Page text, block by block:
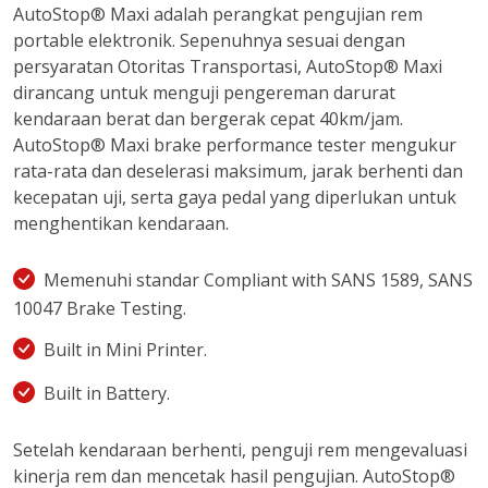
AutoStop® Maxi adalah perangkat pengujian rem
portable elektronik. Sepenuhnya sesuai dengan
persyaratan Otoritas Transportasi, AutoStop® Maxi
dirancang untuk menguji pengereman darurat
kendaraan berat dan bergerak cepat 40km/jam.
AutoStop® Maxi brake performance tester mengukur
rata-rata dan deselerasi maksimum, jarak berhenti dan
kecepatan uji, serta gaya pedal yang diperlukan untuk
menghentikan kendaraan.
Memenuhi standar Compliant with SANS 1589, SANS
10047 Brake Testing.
Built in Mini Printer.
Built in Battery.
Setelah kendaraan berhenti, penguji rem mengevaluasi
kinerja rem dan mencetak hasil pengujian. AutoStop®